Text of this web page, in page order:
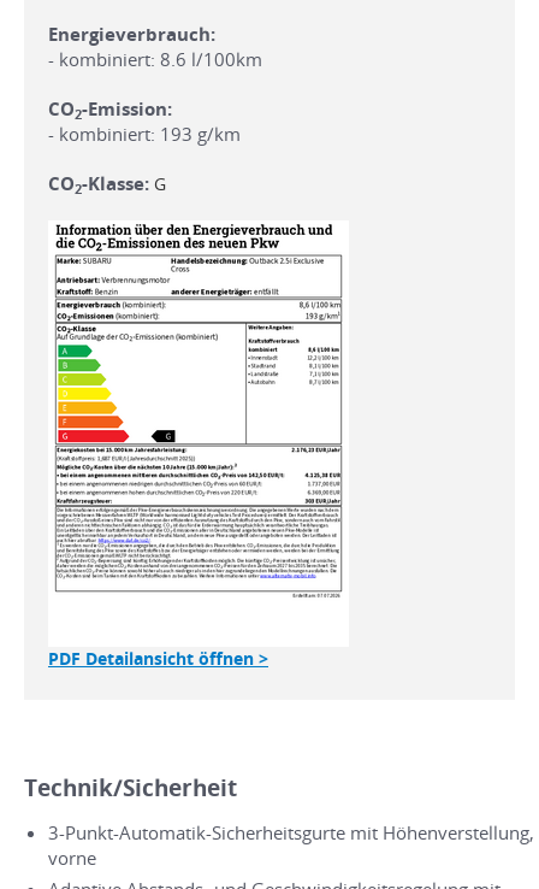
Energieverbrauch:
- kombiniert: 8.6 l/100km
CO2-Emission:
- kombiniert: 193 g/km
CO2-Klasse: G
PDF Detailansicht öffnen >
Technik/Sicherheit
3-Punkt-Automatik-Sicherheitsgurte mit Höhenverstellung,
vorne